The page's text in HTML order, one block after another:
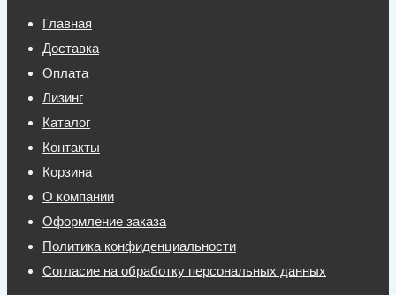
Главная
Доставка
Оплата
Лизинг
Каталог
Контакты
Корзина
О компании
Оформление заказа
Политика конфиденциальности
Согласие на обработку персональных данных